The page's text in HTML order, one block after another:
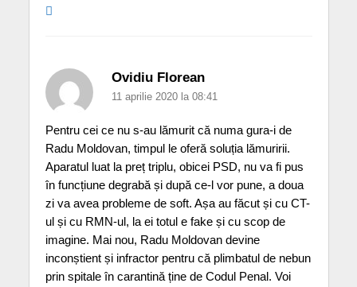
Ovidiu Florean
11 aprilie 2020 la 08:41
Pentru cei ce nu s-au lămurit că numa gura-i de
Radu Moldovan, timpul le oferă soluția lămuririi.
Aparatul luat la preț triplu, obicei PSD, nu va fi pus
în funcțiune degrabă și după ce-l vor pune, a doua
zi va avea probleme de soft. Așa au făcut și cu CT-
ul și cu RMN-ul, la ei totul e fake și cu scop de
imagine. Mai nou, Radu Moldovan devine
inconștient și infractor pentru că plimbatul de nebun
prin spitale în carantină ține de Codul Penal. Voi